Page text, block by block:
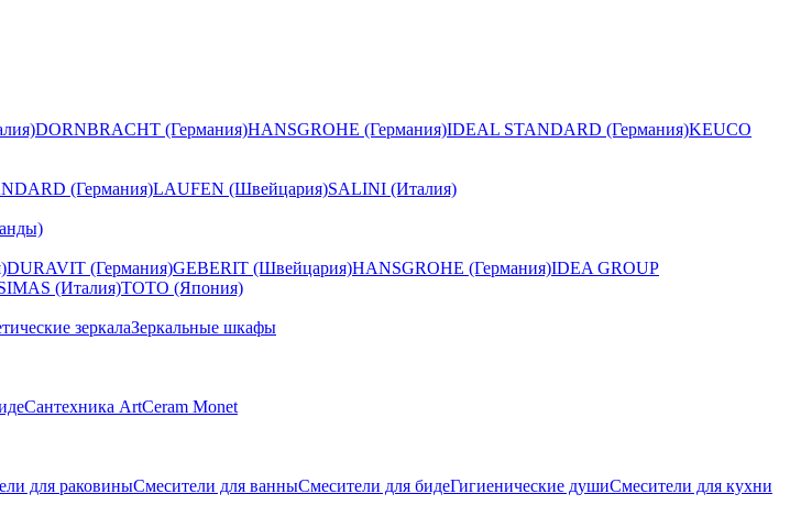
DORNBRACHT (Германия)HANSGROHE (Германия)IDEAL STANDARD (Германия)KEUCO
(Германия)LAUFEN (Швейцария)SALINI (Италия)
DURAVIT (Германия)GEBERIT (Швейцария)HANSGROHE (Германия)IDEA GROUP
(Италия)TOTO (Япония)
зеркалаЗеркальные шкафы
Сантехника ArtCeram Monet
для раковиныСмесители для ванныСмесители для бидеГигиенические душиСмесители для кухни